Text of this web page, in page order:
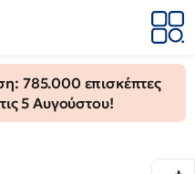
785.000 επισκέπτες
5 Αυγούστου!